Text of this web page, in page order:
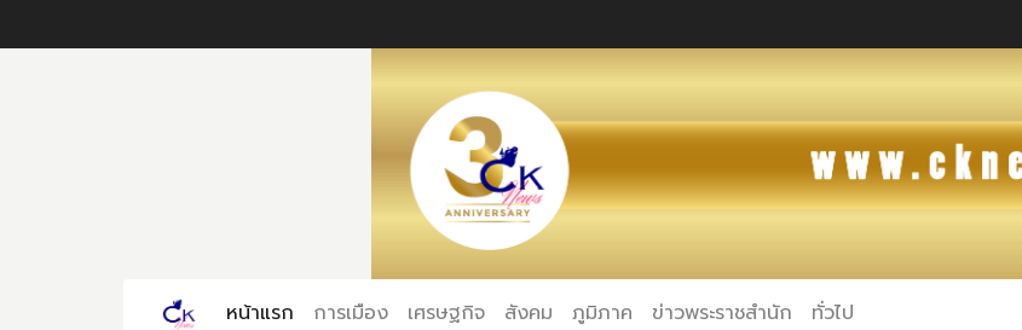
หน้าแรก (current)
การเมือง เศรษฐกิจ สังคม ภูมิภาค ข่าวพระราชสำนัก ทั่วไป